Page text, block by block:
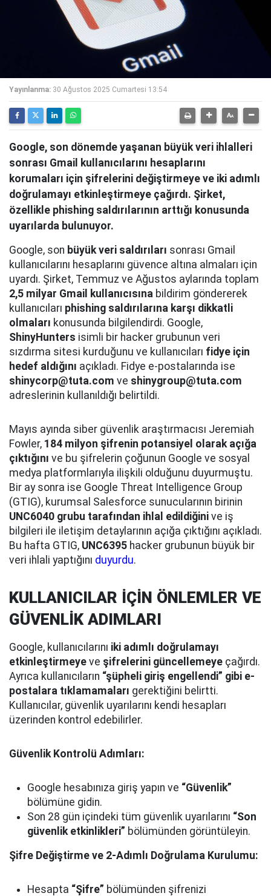
Yayınlanma: 30 Ağustos 2025 Cumartesi 13:54
Google, son dönemde yaşanan büyük veri ihlalleri
sonrası Gmail kullanıcılarını hesaplarını
korumaları için şifrelerini değiştirmeye ve iki adımlı
doğrulamayı etkinleştirmeye çağırdı. Şirket,
özellikle phishing saldırılarının arttığı konusunda
uyarılarda bulunuyor.
Google, son büyük veri saldırıları sonrası Gmail
kullanıcılarını hesaplarını güvence altına almaları için
uyardı. Şirket, Temmuz ve Ağustos aylarında toplam
2,5 milyar Gmail kullanıcısına bildirim göndererek
kullanıcıları phishing saldırılarına karşı dikkatli
olmaları konusunda bilgilendirdi. Google,
ShinyHunters isimli bir hacker grubunun veri
sızdırma sitesi kurduğunu ve kullanıcıları fidye için
hedef aldığını açıkladı. Fidye e-postalarında ise
shinycorp@tuta.com ve shinygroup@tuta.com
adreslerinin kullanıldığı belirtildi.
Mayıs ayında siber güvenlik araştırmacısı Jeremiah
Fowler, 184 milyon şifrenin potansiyel olarak açığa
çıktığını ve bu şifrelerin çoğunun Google ve sosyal
medya platformlarıyla ilişkili olduğunu duyurmuştu.
Bir ay sonra ise Google Threat Intelligence Group
(GTIG), kurumsal Salesforce sunucularının birinin
UNC6040 grubu tarafından ihlal edildiğini ve iş
bilgileri ile iletişim detaylarının açığa çıktığını açıkladı.
Bu hafta GTIG, UNC6395 hacker grubunun büyük bir
veri ihlali yaptığını duyurdu.
KULLANICILAR İÇİN ÖNLEMLER VE
GÜVENLİK ADIMLARI
Google, kullanıcılarını iki adımlı doğrulamayı
etkinleştirmeye ve şifrelerini güncellemeye çağırdı.
Ayrıca kullanıcıların “şüpheli giriş engellendi” gibi e-
postalara tıklamamaları gerektiğini belirtti.
Kullanıcılar, güvenlik uyarılarını kendi hesapları
üzerinden kontrol edebilirler.
Güvenlik Kontrolü Adımları:
Google hesabınıza giriş yapın ve “Güvenlik”
bölümüne gidin.
Son 28 gün içindeki tüm güvenlik uyarılarını “Son
güvenlik etkinlikleri” bölümünden görüntüleyin.
Şifre Değiştirme ve 2-Adımlı Doğrulama Kurulumu:
Hesapta “Şifre” bölümünden şifrenizi